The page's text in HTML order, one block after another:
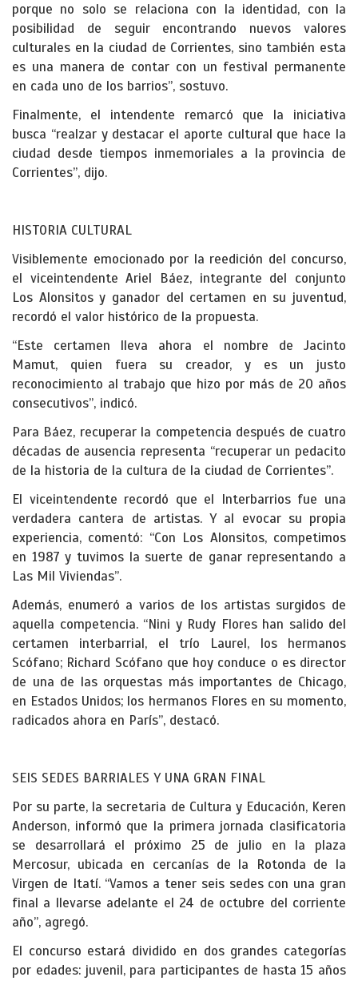
porque no solo se relaciona con la identidad, con la
posibilidad de seguir encontrando nuevos valores
culturales en la ciudad de Corrientes, sino también esta
es una manera de contar con un festival permanente
en cada uno de los barrios”, sostuvo.
Finalmente, el intendente remarcó que la iniciativa
busca “realzar y destacar el aporte cultural que hace la
ciudad desde tiempos inmemoriales a la provincia de
Corrientes”, dijo.
HISTORIA CULTURAL
Visiblemente emocionado por la reedición del concurso,
el viceintendente Ariel Báez, integrante del conjunto
Los Alonsitos y ganador del certamen en su juventud,
recordó el valor histórico de la propuesta.
“Este certamen lleva ahora el nombre de Jacinto
Mamut, quien fuera su creador, y es un justo
reconocimiento al trabajo que hizo por más de 20 años
consecutivos”, indicó.
Para Báez, recuperar la competencia después de cuatro
décadas de ausencia representa “recuperar un pedacito
de la historia de la cultura de la ciudad de Corrientes”.
El viceintendente recordó que el Interbarrios fue una
verdadera cantera de artistas. Y al evocar su propia
experiencia, comentó: “Con Los Alonsitos, competimos
en 1987 y tuvimos la suerte de ganar representando a
Las Mil Viviendas”.
Además, enumeró a varios de los artistas surgidos de
aquella competencia. “Nini y Rudy Flores han salido del
certamen interbarrial, el trío Laurel, los hermanos
Scófano; Richard Scófano que hoy conduce o es director
de una de las orquestas más importantes de Chicago,
en Estados Unidos; los hermanos Flores en su momento,
radicados ahora en París”, destacó.
SEIS SEDES BARRIALES Y UNA GRAN FINAL
Por su parte, la secretaria de Cultura y Educación, Keren
Anderson, informó que la primera jornada clasificatoria
se desarrollará el próximo 25 de julio en la plaza
Mercosur, ubicada en cercanías de la Rotonda de la
Virgen de Itatí. “Vamos a tener seis sedes con una gran
final a llevarse adelante el 24 de octubre del corriente
año”, agregó.
El concurso estará dividido en dos grandes categorías
por edades: juvenil, para participantes de hasta 15 años